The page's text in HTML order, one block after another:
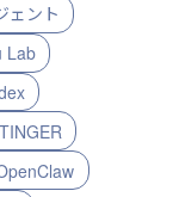
ェント
Lab